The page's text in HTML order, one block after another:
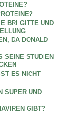
BRI GITTE UND
DA DONALD
SEINE STUDIEN
ES NICHT
SUPER UND
GIBT?